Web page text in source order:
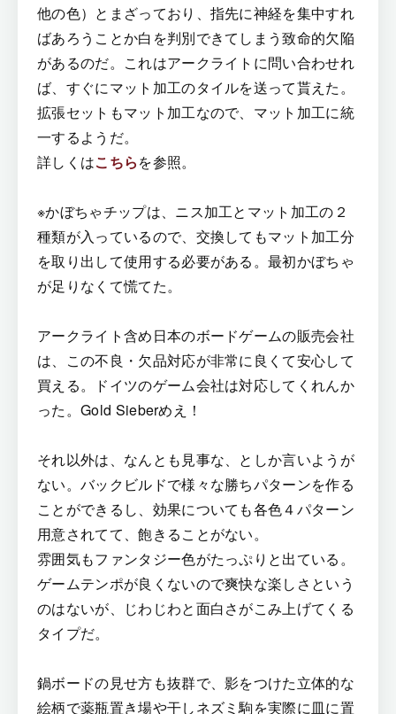
他の色）とまざっており、指先に神経を集中すれ
ばあろうことか白を判別できてしまう致命的欠陥
があるのだ。これはアークライトに問い合わせれ
ば、すぐにマット加工のタイルを送って貰えた。
拡張セットもマット加工なので、マット加工に統
一するようだ。
詳しくはこちらを参照。
※かぼちゃチップは、ニス加工とマット加工の２
種類が入っているので、交換してもマット加工分
を取り出して使用する必要がある。最初かぼちゃ
が足りなくて慌てた。
アークライト含め日本のボードゲームの販売会社
は、この不良・欠品対応が非常に良くて安心して
買える。ドイツのゲーム会社は対応してくれんか
った。Gold Sieberめえ！
それ以外は、なんとも見事な、としか言いようが
ない。バックビルドで様々な勝ちパターンを作る
ことができるし、効果についても各色４パターン
用意されてて、飽きることがない。
雰囲気もファンタジー色がたっぷりと出ている。
ゲームテンポが良くないので爽快な楽しさという
のはないが、じわじわと面白さがこみ上げてくる
タイプだ。
鍋ボードの見せ方も抜群で、影をつけた立体的な
絵柄で薬瓶置き場や干しネズミ駒を実際に皿に置